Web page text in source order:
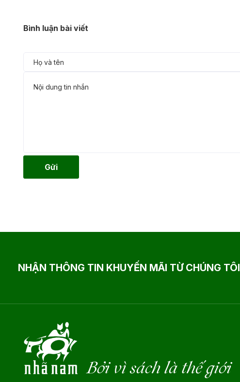
Bình luận bài viết
Gửi
NHẬN THÔNG TIN KHUYẾN MÃI TỪ CHÚNG TÔI
Bởi vì sách là thế giới